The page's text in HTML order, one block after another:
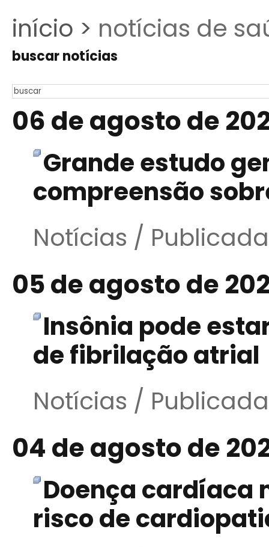
início > notícias de
buscar notícias
06 de agosto de
Grande estudo
compreensão
Notícias /
05 de agosto de
Insônia pode
de fibrilação atrial
Notícias /
04 de agosto de
Doença cardíaca
risco de